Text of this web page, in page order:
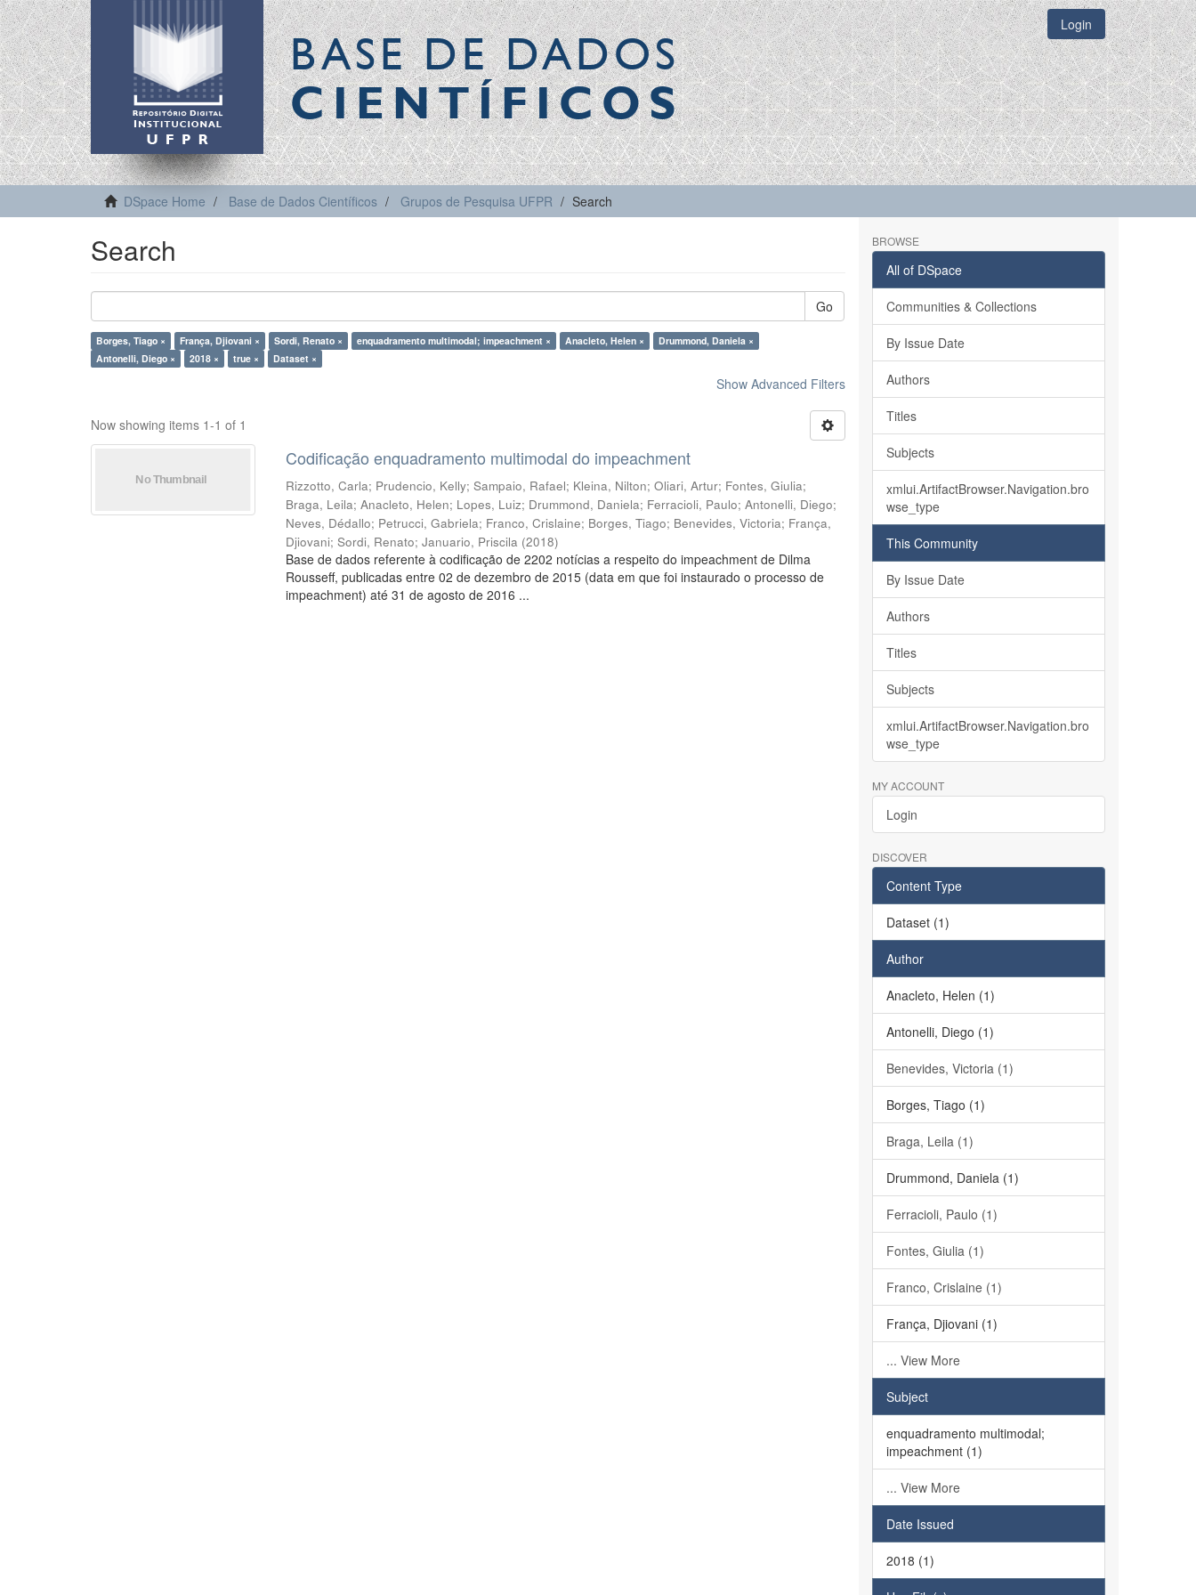
BASE DE DADOS
CIENTÍFICOS
Login
DSpace Home Base de Dados Científicos Grupos de Pesquisa UFPR Search
Search
Go
Borges, Tiago × França, Djiovani × Sordi, Renato × enquadramento multimodal; impeachment × Anacleto, Helen ×
Drummond, Daniela ×
Antonelli, Diego ×
2018 × true × Dataset ×
Show Advanced Filters
Now showing items 1-1 of 1
Codificação enquadramento multimodal do impeachment
Rizzotto, Carla; Prudencio, Kelly;Sampaio, Rafael; Kleina, Nilton;Oliari, Artur; Fontes, Giulia;
Braga, Leila;Anacleto, Helen; Lopes, Luiz; Drummond, Daniela; Ferracioli, Paulo;Antonelli, Diego;
Neves, Dédallo; Petrucci, Gabriela; Franco, Crislaine; Borges, Tiago; Benevides, Victoria; França,
Djiovani;Sordi, Renato;Januario, Priscila (2018)
Base de dados referente à codificação de 2202 notícias a respeito do impeachment de Dilma
Rousseff, publicadas entre 02 de dezembro de 2015 (data em que foi instaurado o processo de
impeachment) até 31 de agosto de 2016 ...
BROWSE
All of DSpace
Communities & Collections
By Issue Date
Authors
Titles
Subjects
xmlui.ArtifactBrowser.Navigation.bro
wse_type
This Community
By Issue Date
Authors
Titles
Subjects
xmlui.ArtifactBrowser.Navigation.bro
wse_type
MY ACCOUNT
Login
DISCOVER
Content Type
Dataset (1)
Author
Anacleto, Helen (1)
Antonelli, Diego (1)
Benevides, Victoria (1)
Borges, Tiago (1)
Braga, Leila (1)
Drummond, Daniela (1)
Ferracioli, Paulo (1)
Fontes, Giulia (1)
Franco, Crislaine (1)
França, Djiovani (1)
... View More
Subject
enquadramento multimodal;
impeachment (1)
... View More
Date Issued
2018 (1)